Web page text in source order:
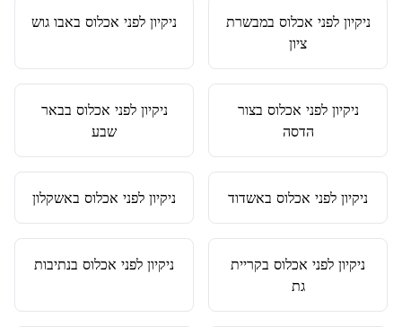
ניקיון לפני אכלוס במבשרת
ציון
ניקיון לפני אכלוס באבו גוש
ניקיון לפני אכלוס בצור
הדסה
ניקיון לפני אכלוס בבאר
שבע
ניקיון לפני אכלוס באשדוד ניקיון לפני אכלוס באשקלון
ניקיון לפני אכלוס בקריית
גת
ניקיון לפני אכלוס בנתיבות